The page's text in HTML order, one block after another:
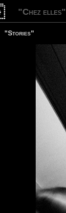
"Chez elles"
"Stories"